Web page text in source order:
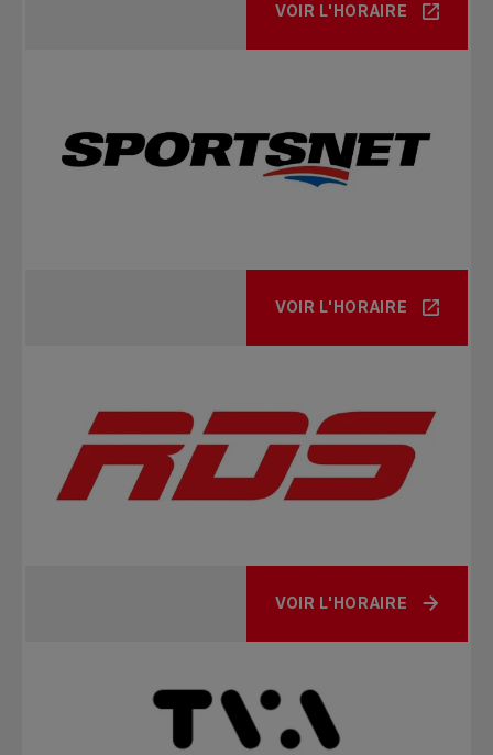
VOIR L'HORAIRE
VOIR L'HORAIRE
VOIR L'HORAIRE